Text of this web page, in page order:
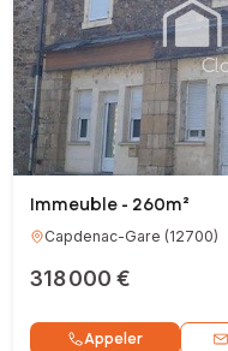
Immeuble - 260m²
Capdenac-Gare (12700)
318 000 €
Appeler